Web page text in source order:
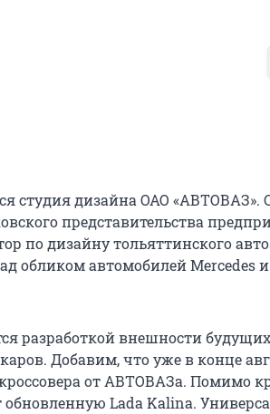
студия дизайна ОАО «АВТОВАЗ».
представительства
по дизайну тольяттинского
обликом автомобилей Mercedes
разработкой внешности
Добавим, что уже в конце
от АВТОВАЗа. Помимо
Lada Kalina.